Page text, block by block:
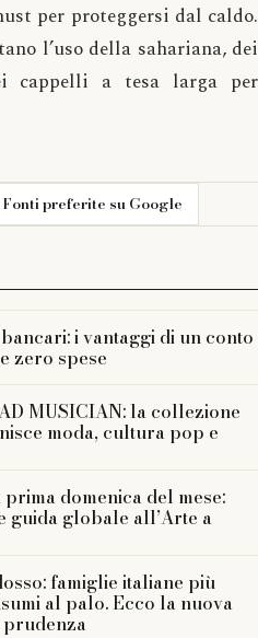
per proteggersi dal caldo.
l’uso della sahariana, dei
cappelli a tesa larga per
Fonti preferite su Google
i vantaggi di un conto
zero spese
MUSICIAN: la collezione
moda, cultura pop e
domenica del mese:
guida globale all’Arte a
famiglie italiane più
al palo. Ecco la nuova